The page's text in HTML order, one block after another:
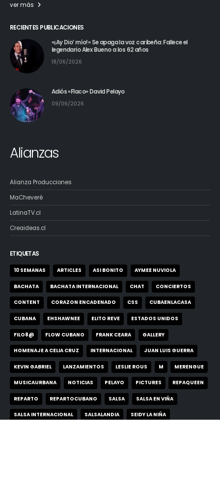
ver más
RECIENTES PUBLICACIONES
«¡Ay Dio’ mío!» Se apaga la voz caribeña: Fallece el
legendario Alex Bueno a los 62 años
18/06/2026
Adiós «Flaco» David Pelayo
09/06/2026
Alianzas
Alianza Producciones
MaCheveré
LatinaTV.cl
Creaideas.cl
ETIQUETAS
10 SEMANAS ARTICLES ASI BONITO AYMEE NUVIOLA
BACHATA BACHATA INTERNACIONAL CHAT CONCIERTOS
CONTENT CORAZON ENCADENADO CSS CUBAENLACASA
CUBANA EHSHAWNEE ELITO REVE ESTADOS UNIDOS
FILO8@ FLOW CUBANO FRANK CEARA GALLERY
HOMENAJE A CELIA CRUZ INTERNACIONAL JUAN LUIS GUERRA
KEVIN GABRIEL LANZAMIENTOS LESLIE ROUS M MERENGUE
MUSICAURBANA NOTICIAS PELAYO PICTURES REPAQUEEN
REPARTO REPARTOCUBANO SALSA SALSA EN VIÑA
SALSA INTERNACIONAL SALSALANDIA SEIDY LA NIÑA